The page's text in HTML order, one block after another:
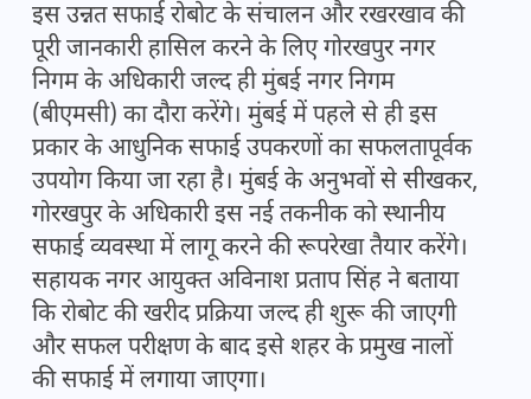
इस उन्नत सफाई रोबोट के संचालन और रखरखाव की
पूरी जानकारी हासिल करने के लिए गोरखपुर नगर
निगम के अधिकारी जल्द ही मुंबई नगर निगम
(बीएमसी) का दौरा करेंगे। मुंबई में पहले से ही इस
प्रकार के आधुनिक सफाई उपकरणों का सफलतापूर्वक
उपयोग किया जा रहा है। मुंबई के अनुभवों से सीखकर,
गोरखपुर के अधिकारी इस नई तकनीक को स्थानीय
सफाई व्यवस्था में लागू करने की रूपरेखा तैयार करेंगे।
सहायक नगर आयुक्त अविनाश प्रताप सिंह ने बताया
कि रोबोट की खरीद प्रक्रिया जल्द ही शुरू की जाएगी
और सफल परीक्षण के बाद इसे शहर के प्रमुख नालों
की सफाई में लगाया जाएगा।